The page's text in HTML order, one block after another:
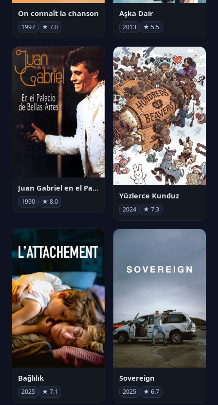
On connaît la chanson
1997 ★ 7.0
Aşka Dair
2013 ★ 5.5
Juan Gabriel en el Palacio de Bellas Artes
1990 ★ 8.0
Yüzlerce Kunduz
2024 ★ 7.3
Bağlılık
2025 ★ 7.1
Sovereign
2025 ★ 6.7